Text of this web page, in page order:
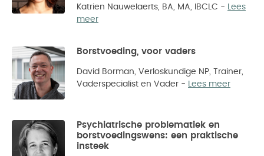
Katrien Nauwelaerts, BA, MA, IBCLC - Lees
meer
Borstvoeding, voor vaders
David Borman, Verloskundige NP, Trainer,
Vaderspecialist en Vader - Lees meer
Psychiatrische problematiek en
borstvoedingswens: een praktische
insteek